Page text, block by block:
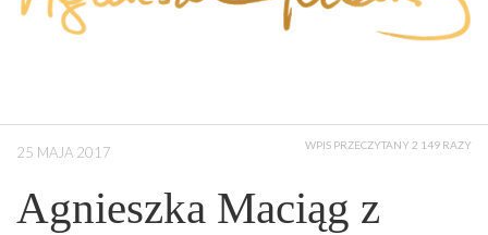
25 MAJA 2017 WPIS PRZECZYTANY 2 149 RAZY
Agnieszka Maciąg z